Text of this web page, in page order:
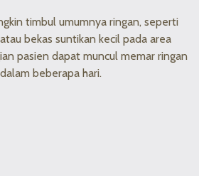
timbul umumnya ringan, seperti
bekas suntikan kecil pada area
pasien dapat muncul memar ringan
beberapa hari.